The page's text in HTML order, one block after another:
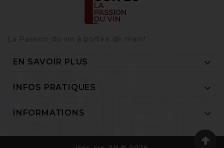
La Passion du vin à portée de main‎!
EN SAVOIR PLUS 
INFOS PRATIQUES 
INFORMATIONS 